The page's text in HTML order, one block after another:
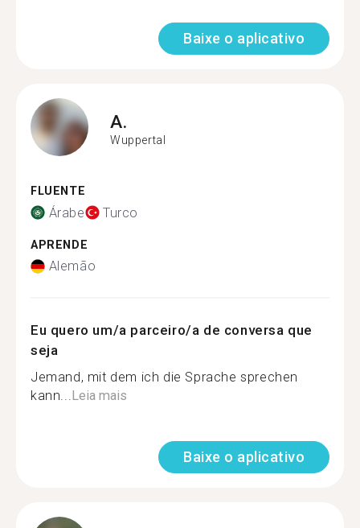
Baixe o aplicativo
A.
Wuppertal
FLUENTE
Árabe Turco
APRENDE
Alemão
Eu quero um/a parceiro/a de conversa que
seja
Jemand, mit dem ich die Sprache sprechen
kann...Leia mais
Baixe o aplicativo